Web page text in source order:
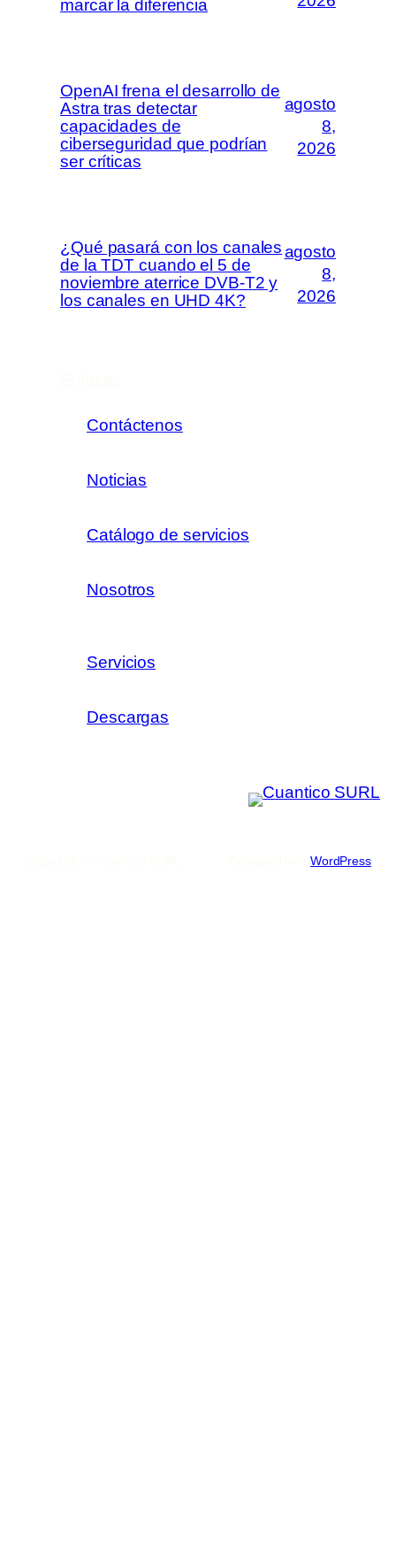
marcar la diferencia
OpenAI frena el desarrollo de
Astra tras detectar
capacidades de
ciberseguridad que podrían
ser críticas
agosto
8,
2026
¿Qué pasará con los canales
de la TDT cuando el 5 de
noviembre aterrice DVB-T2 y
los canales en UHD 4K?
agosto
8,
2026
Contáctenos
Noticias
Catálogo de servicios
Nosotros
Servicios
Descargas
WordPress